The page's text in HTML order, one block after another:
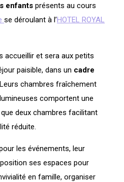
enfants présents au cours
se déroulant à l’HOTEL ROYAL
accueillir et sera aux petits
paisible, dans un cadre
Leurs chambres fraîchement
comportent une
deux chambres facilitant
réduite.
les événements, leur
ses espaces pour
en famille, organiser